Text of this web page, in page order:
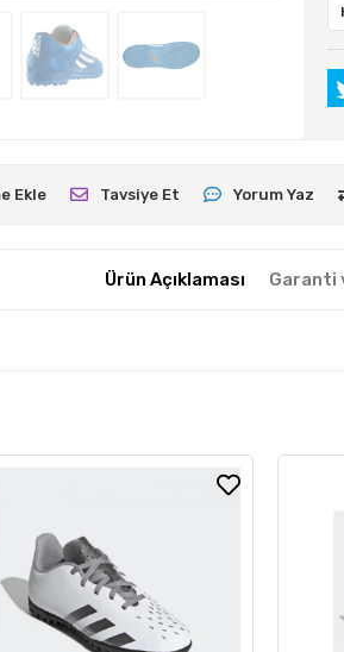
Ekle Tavsiye Et Yorum Yaz
Ürün Açıklaması Garanti